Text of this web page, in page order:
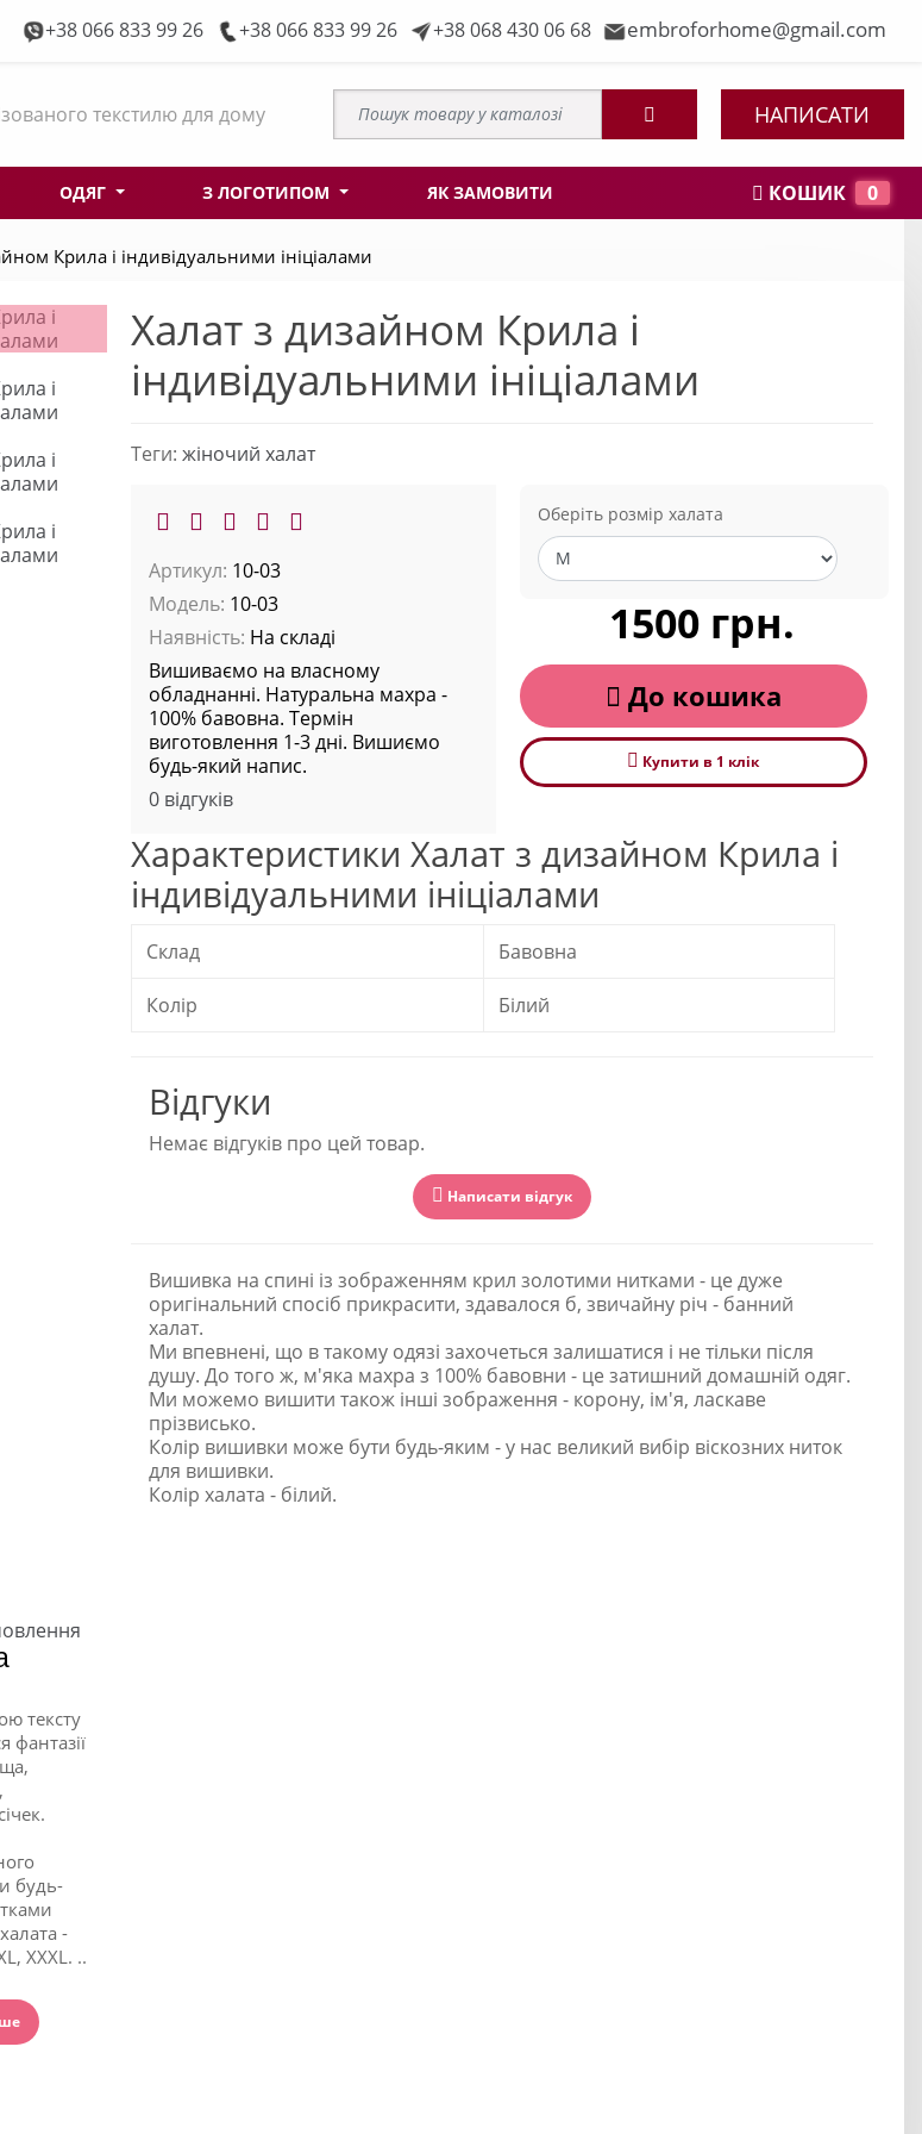
+38 066 833 99 26 +38 066 833 99 26 +38 068 430 06 68 embroforhome@gmail.com
текстилю для дому НАПИСАТИ
ОДЯГ З ЛОГОТИПОМ ЯК ЗАМОВИТИ КОШИК 0
Крила і індивідуальними ініціалами
Халат з дизайном Крила і
індивідуальними ініціалами
Теги: жіночий халат
Артикул: 10-03
Модель: 10-03
Наявність: На складі
Вишиваємо на власному
обладнанні. Натуральна махра -
100% бавовна. Термін
виготовлення 1-3 дні. Вишиємо
будь-який напис.
0 відгуків
Оберіть розмір халата
1500 грн.
До кошика
Купити в 1 клiк
Характеристики Халат з дизайном Крила і
індивідуальними ініціалами
Склад Бавовна
Колір Білий
Відгуки
Немає відгуків про цей товар.
Написати відгук
Вишивка на спині із зображенням крил золотими нитками - це дуже
оригінальний спосіб прикрасити, здавалося б, звичайну річ - банний
халат.
Ми впевнені, що в такому одязі захочеться залишатися і не тільки після
душу. До того ж, м'яка махра з 100% бавовни - це затишний домашній одяг.
Ми можемо вишити також інші зображення - корону, ім'я, ласкаве
прізвисько.
Колір вишивки може бути будь-яким - у нас великий вибір віскозних ниток
для вишивки.
Колір халата - білий.
тексту
фантазії
будь-
-
XXXL. ..